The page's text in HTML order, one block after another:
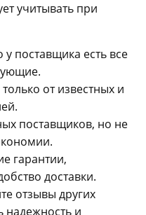
учитывать при
у поставщика есть все
от известных и
поставщиков, но не
гарантии,
доставки.
отзывы других
надежность и